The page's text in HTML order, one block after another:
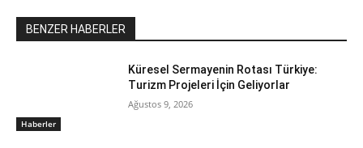
BENZER HABERLER
Haberler
Küresel Sermayenin Rotası Türkiye:
Turizm Projeleri İçin Geliyorlar
Ağustos 9, 2026